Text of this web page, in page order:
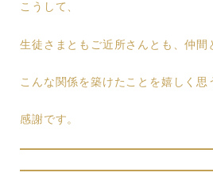
こうして、
生徒さまともご近所さんとも、仲間
こんな関係を築けたことを嬉しく思
感謝です。